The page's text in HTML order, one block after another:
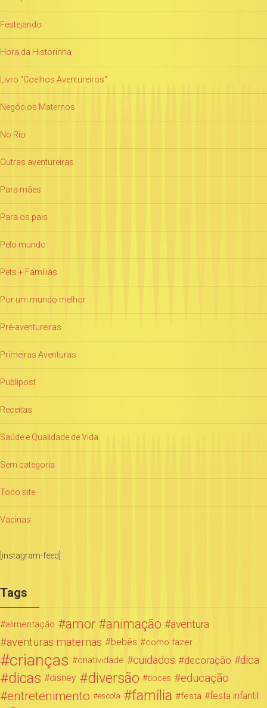
Festejando
Hora da Historinha
Livro "Coelhos Aventureiros"
Negócios Maternos
No Rio
Outras aventureiras
Para mães
Para os pais
Pelo mundo
Pets + Famílias
Por um mundo melhor
Pré-aventureiras
Primeiras Aventuras
Publipost
Receitas
Saúde e Qualidade de Vida
Sem categoria
Todo site
Vacinas
[instagram-feed]
Tags
alimentação amor animação aventura
aventuras maternas bebês como fazer
crianças criatividade cuidados decoração dica
dicas disney diversão doces educação
entretenimento escola família festa festa infantil